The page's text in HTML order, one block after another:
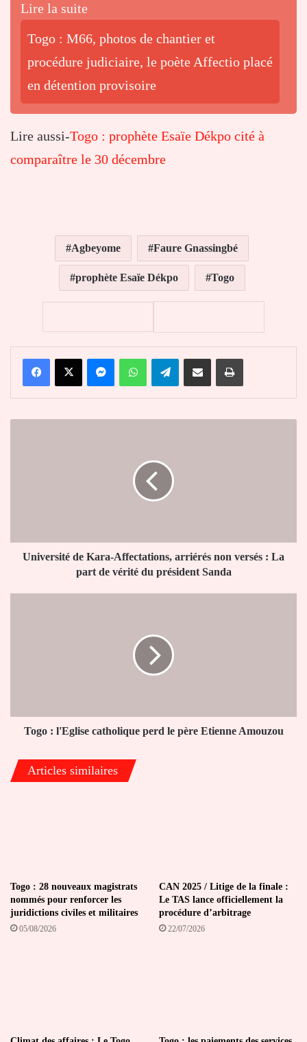
Lire la suite
Togo : M66, photos de chantier et
procédure judiciaire, le poète Affectio placé
en détention provisoire
Lire aussi-Togo : prophète Esaïe Dékpo cité à
comparaître le 30 décembre
Agbeyome Faure Gnassingbé
prophète Esaïe Dékpo Togo
FacebookX MessengerWhatsAppTelegramPartager par email Imprimer
La
partUniversité de Kara-Affectations, arriérés non versés : La
part de vérité du président Sanda
Amouzou
Togo : l'Eglise catholique perd le père Etienne Amouzou
Articles similaires
Togo : 28 nouveaux magistrats
nommés pour renforcer les
juridictions civiles et militaires
05/08/2026
CAN 2025 / Litige de la finale :
Le TAS lance officiellement la
procédure d’arbitrage
22/07/2026